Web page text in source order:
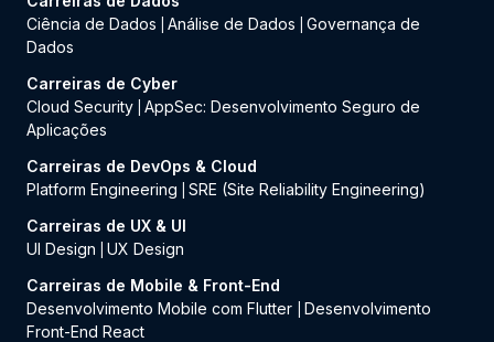
Ciência de Dados
Análise de Dados
Governança de
Dados
Carreiras de Cyber
Cloud Security AppSec: Desenvolvimento Seguro de
Aplicações
Carreiras de DevOps & Cloud
Platform Engineering
SRE (Site Reliability Engineering)
Carreiras de UX & UI
UI Design
UX Design
Carreiras de Mobile & Front-End
Desenvolvimento Mobile com Flutter
Desenvolvimento
Front-End React